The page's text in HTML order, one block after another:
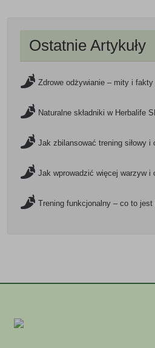
Ostatnie Artykuły
Zdrowe odżywianie – mity i fakty
Naturalne składniki w Herbalife
Jak zbilansować trening siłowy i
Jak wprowadzić więcej warzyw i
Trening funkcjonalny – co to